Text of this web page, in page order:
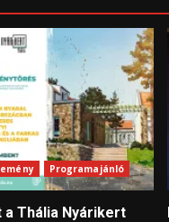
Programajánló
a Thália Nyárikert